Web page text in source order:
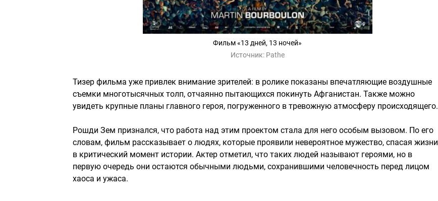
Фильм «13 дней, 13 ночей»
Источник: Pathe
Тизер фильма уже привлек внимание зрителей: в ролике показаны впечатляющие воздушные
съемки многотысячных толп, отчаянно пытающихся покинуть Афганистан. Также можно
увидеть крупные планы главного героя, погруженного в тревожную атмосферу происходящего.
Рошди Зем признался, что работа над этим проектом стала для него особым вызовом. По его
словам, фильм рассказывает о людях, которые проявили невероятное мужество, спасая жизни
в критический момент истории. Актер отметил, что таких людей называют героями, но в
первую очередь они остаются обычными людьми, сохранившими человечность перед лицом
хаоса и ужаса.